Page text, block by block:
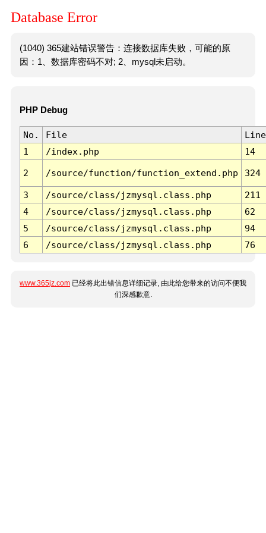
Database Error
(1040) 365建站错误警告：连接数据库失败，可能的原
因：1、数据库密码不对; 2、mysql未启动。
PHP Debug
No. File
Line
1
/index.php 14
2 /source/function/function_extend.php 324
3 /source/class/jzmysql.class.php
211
4
/source/class/jzmysql.class.php
62
5
/source/class/jzmysql.class.php
94
6
/source/class/jzmysql.class.php 76
www.365jz.com 已经将此出错信息详细记录, 由此给您带来的访问不便我
们深感歉意.